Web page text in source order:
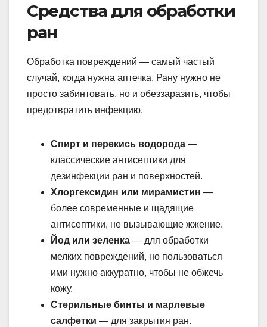
Средства для обработки
ран
Обработка повреждений — самый частый
случай, когда нужна аптечка. Рану нужно не
просто забинтовать, но и обеззаразить, чтобы
предотвратить инфекцию.
Спирт и перекись водорода —
классические антисептики для
дезинфекции ран и поверхностей.
Хлоргексидин или мирамистин —
более современные и щадящие
антисептики, не вызывающие жжение.
Йод или зеленка — для обработки
мелких повреждений, но пользоваться
ими нужно аккуратно, чтобы не обжечь
кожу.
Стерильные бинты и марлевые
салфетки — для закрытия ран.